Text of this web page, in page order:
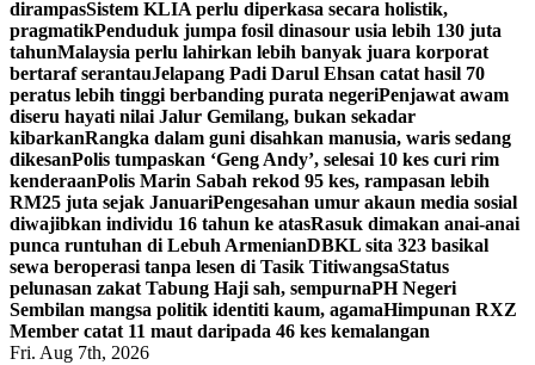
dirampasSistem KLIA perlu diperkasa secara holistik,
pragmatikPenduduk jumpa fosil dinasour usia lebih 130 juta
tahunMalaysia perlu lahirkan lebih banyak juara korporat
bertaraf serantauJelapang Padi Darul Ehsan catat hasil 70
peratus lebih tinggi berbanding purata negeriPenjawat awam
diseru hayati nilai Jalur Gemilang, bukan sekadar
kibarkanRangka dalam guni disahkan manusia, waris sedang
dikesanPolis tumpaskan ‘Geng Andy’, selesai 10 kes curi rim
kenderaanPolis Marin Sabah rekod 95 kes, rampasan lebih
RM25 juta sejak JanuariPengesahan umur akaun media sosial
diwajibkan individu 16 tahun ke atasRasuk dimakan anai-anai
punca runtuhan di Lebuh ArmenianDBKL sita 323 basikal
sewa beroperasi tanpa lesen di Tasik TitiwangsaStatus
pelunasan zakat Tabung Haji sah, sempurnaPH Negeri
Sembilan mangsa politik identiti kaum, agamaHimpunan RXZ
Member catat 11 maut daripada 46 kes kemalangan
Fri. Aug 7th, 2026